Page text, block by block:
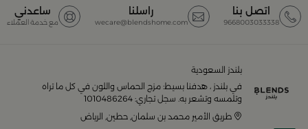
أفضل المنتجات والتصاميم في السعودية
منزلك وإضفاء لمسات أناقة. ستجد لدينا كل ما ترغب به من:
أواني تقديم فاخرة وأطقم مائدة راقية
أدوات القهوة والشاي الفريدة
اتصل بنا
9668003033338
راسلنا
wecare@blendshome.com
ساعدني
مع خدمة العملاء
بلندز السعودية
في بلندز ، هدفنا بسيط: مزج الحماس واللون في كل ما تراه
وتلمسه وتشعر به. سجل تجاري: 1010486264
طريق الأمير محمد بن سلمان, حطين, الرياض